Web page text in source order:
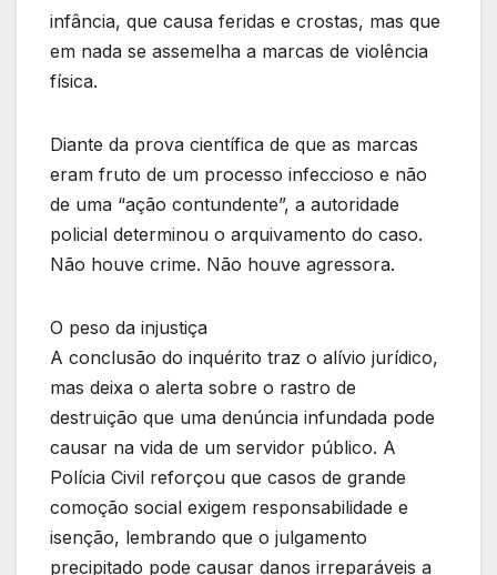
infância, que causa feridas e crostas, mas que
em nada se assemelha a marcas de violência
física.
Diante da prova científica de que as marcas
eram fruto de um processo infeccioso e não
de uma “ação contundente”, a autoridade
policial determinou o arquivamento do caso.
Não houve crime. Não houve agressora.
O peso da injustiça
A conclusão do inquérito traz o alívio jurídico,
mas deixa o alerta sobre o rastro de
destruição que uma denúncia infundada pode
causar na vida de um servidor público. A
Polícia Civil reforçou que casos de grande
comoção social exigem responsabilidade e
isenção, lembrando que o julgamento
precipitado pode causar danos irreparáveis a